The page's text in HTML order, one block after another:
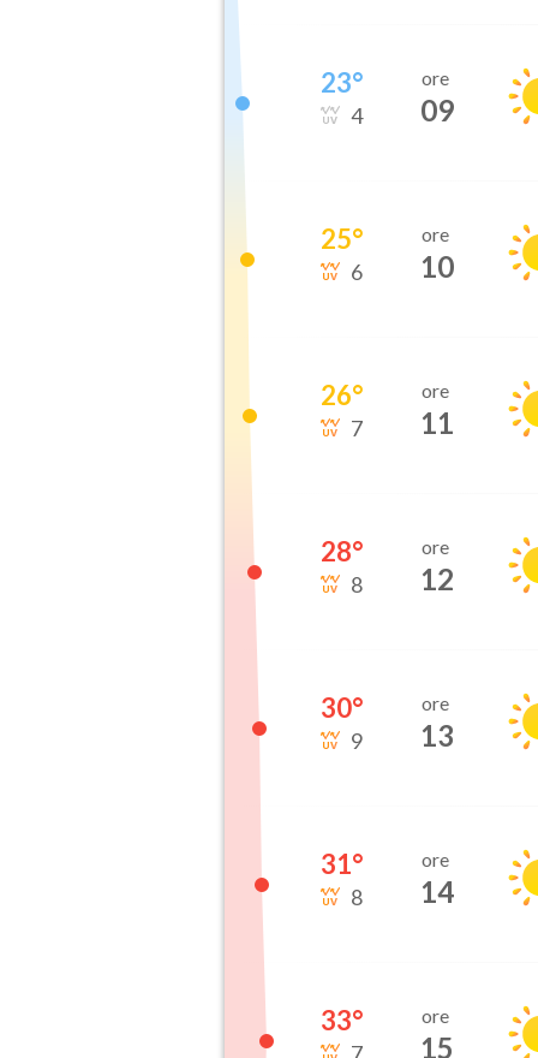
23°
4
ore
09
25°
6
ore
10
26°
7
ore
11
28°
8
ore
12
30°
9
ore
13
31°
8
ore
14
33° ore
15